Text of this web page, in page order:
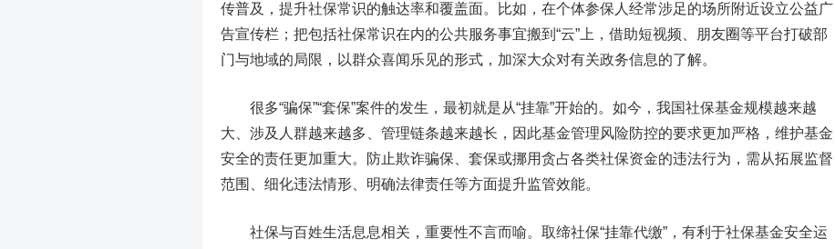
传普及，提升社保常识的触达率和覆盖面。比如，在个体参保人经常涉足的场所附近设立公益广
告宣传栏；把包括社保常识在内的公共服务事宜搬到“云”上，借助短视频、朋友圈等平台打破部
门与地域的局限，以群众喜闻乐见的形式，加深大众对有关政务信息的了解。
很多“骗保”“套保”案件的发生，最初就是从“挂靠”开始的。如今，我国社保基金规模越来越
大、涉及人群越来越多、管理链条越来越长，因此基金管理风险防控的要求更加严格，维护基金
安全的责任更加重大。防止欺诈骗保、套保或挪用贪占各类社保资金的违法行为，需从拓展监督
范围、细化违法情形、明确法律责任等方面提升监管效能。
社保与百姓生活息息相关，重要性不言而喻。取缔社保“挂靠代缴”，有利于社保基金安全运